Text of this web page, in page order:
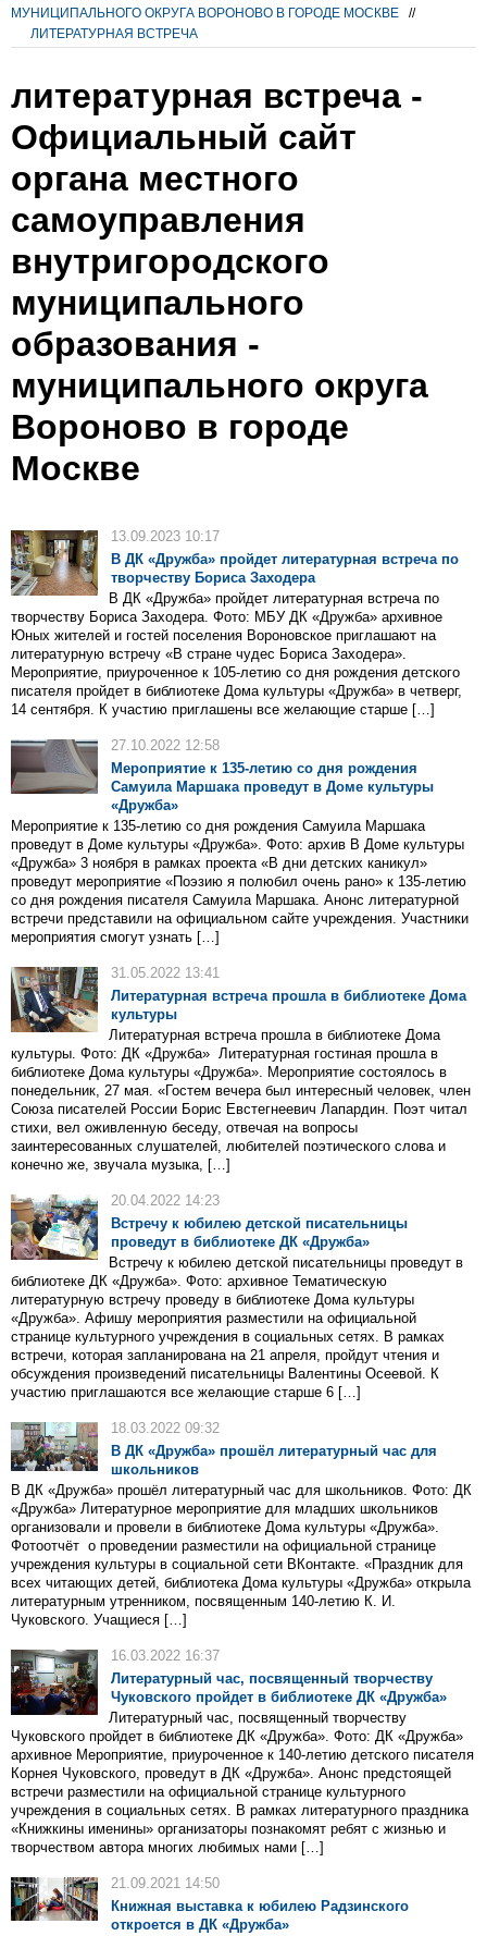
МУНИЦИПАЛЬНОГО ОКРУГА ВОРОНОВО В ГОРОДЕ МОСКВЕ
//
ЛИТЕРАТУРНАЯ ВСТРЕЧА
литературная встреча -
Официальный сайт
органа местного
самоуправления
внутригородского
муниципального
образования -
муниципального округа
Вороново в городе
Москве
13.09.2023 10:17
В ДК «Дружба» пройдет литературная встреча по
творчеству Бориса Заходера
В ДК «Дружба» пройдет литературная встреча по
творчеству Бориса Заходера. Фото: МБУ ДК «Дружба» архивное
Юных жителей и гостей поселения Вороновское приглашают на
литературную встречу «В стране чудес Бориса Заходера».
Мероприятие, приуроченное к 105-летию со дня рождения детского
писателя пройдет в библиотеке Дома культуры «Дружба» в четверг,
14 сентября. К участию приглашены все желающие старше […]
27.10.2022 12:58
Мероприятие к 135-летию со дня рождения
Самуила Маршака проведут в Доме культуры
«Дружба»
Мероприятие к 135-летию со дня рождения Самуила Маршака
проведут в Доме культуры «Дружба». Фото: архив В Доме культуры
«Дружба» 3 ноября в рамках проекта «В дни детских каникул»
проведут мероприятие «Поэзию я полюбил очень рано» к 135-летию
со дня рождения писателя Самуила Маршака. Анонс литературной
встречи представили на официальном сайте учреждения. Участники
мероприятия смогут узнать […]
31.05.2022 13:41
Литературная встреча прошла в библиотеке Дома
культуры
Литературная встреча прошла в библиотеке Дома
культуры. Фото: ДК «Дружба» Литературная гостиная прошла в
библиотеке Дома культуры «Дружба». Мероприятие состоялось в
понедельник, 27 мая. «Гостем вечера был интересный человек, член
Союза писателей России Борис Евстегнеевич Лапардин. Поэт читал
стихи, вел оживленную беседу, отвечая на вопросы
заинтересованных слушателей, любителей поэтического слова и
конечно же, звучала музыка, […]
20.04.2022 14:23
Встречу к юбилею детской писательницы
проведут в библиотеке ДК «Дружба»
Встречу к юбилею детской писательницы проведут в
библиотеке ДК «Дружба». Фото: архивное Тематическую
литературную встречу проведу в библиотеке Дома культуры
«Дружба». Афишу мероприятия разместили на официальной
странице культурного учреждения в социальных сетях. В рамках
встречи, которая запланирована на 21 апреля, пройдут чтения и
обсуждения произведений писательницы Валентины Осеевой. К
участию приглашаются все желающие старше 6 […]
18.03.2022 09:32
В ДК «Дружба» прошёл литературный час для
школьников
В ДК «Дружба» прошёл литературный час для школьников. Фото: ДК
«Дружба» Литературное мероприятие для младших школьников
организовали и провели в библиотеке Дома культуры «Дружба».
Фотоотчёт о проведении разместили на официальной странице
учреждения культуры в социальной сети ВКонтакте. «Праздник для
всех читающих детей, библиотека Дома культуры «Дружба» открыла
литературным утренником, посвященным 140-летию К. И.
Чуковского. Учащиеся […]
16.03.2022 16:37
Литературный час, посвященный творчеству
Чуковского пройдет в библиотеке ДК «Дружба»
Литературный час, посвященный творчеству
Чуковского пройдет в библиотеке ДК «Дружба». Фото: ДК «Дружба»
архивное Мероприятие, приуроченное к 140-летию детского писателя
Корнея Чуковского, проведут в ДК «Дружба». Анонс предстоящей
встречи разместили на официальной странице культурного
учреждения в социальных сетях. В рамках литературного праздника
«Книжкины именины» организаторы познакомят ребят с жизнью и
творчеством автора многих любимых нами […]
21.09.2021 14:50
Книжная выставка к юбилею Радзинского
откроется в ДК «Дружба»